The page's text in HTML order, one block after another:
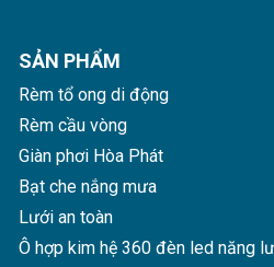
SẢN PHẨM
Rèm tổ ong di động
Rèm cầu vòng
Giàn phơi Hòa Phát
Bạt che nắng mưa
Lưới an toàn
Ô hợp kim hệ 360 đèn led năng